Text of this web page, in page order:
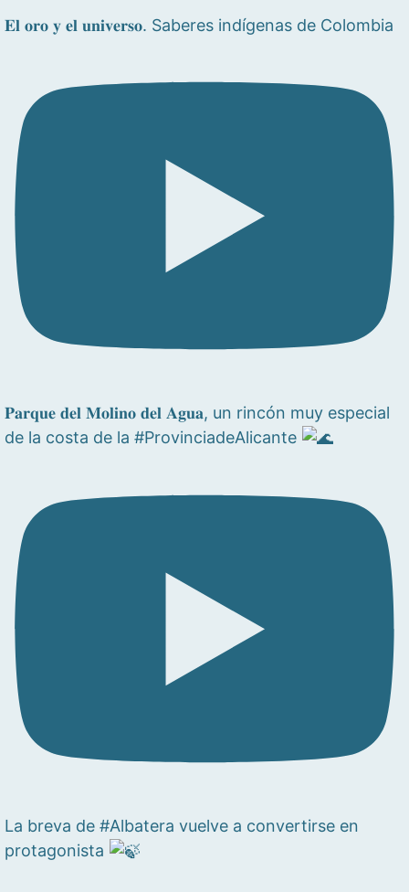
𝐄𝐥 𝐨𝐫𝐨 𝐲 𝐞𝐥 𝐮𝐧𝐢𝐯𝐞𝐫𝐬𝐨. Saberes indígenas de Colombia
𝐏𝐚𝐫𝐪𝐮𝐞 𝐝𝐞𝐥 𝐌𝐨𝐥𝐢𝐧𝐨 𝐝𝐞𝐥 𝐀𝐠𝐮𝐚, un rincón muy especial
de la costa de la #ProvinciadeAlicante
La breva de #Albatera vuelve a convertirse en
protagonista